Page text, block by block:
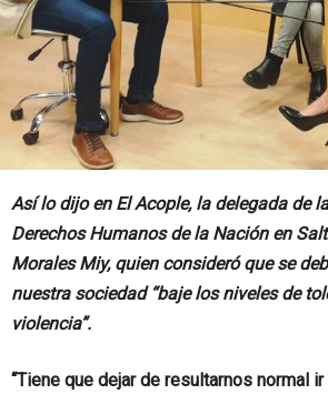
Así lo dijo en El Acople, la delegada de
Derechos Humanos de la Nación en
Morales Miy, quien consideró que se
nuestra sociedad “baje los niveles de
violencia”.
“Tiene que dejar de resultarnos normal